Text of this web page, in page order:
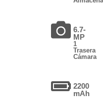
6.7-
MP
1
Trasera
Cámara
2200
mAh